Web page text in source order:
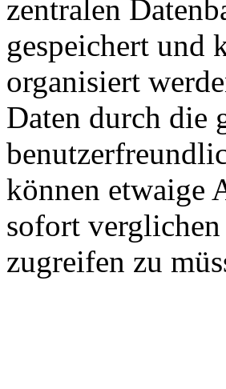
zentralen
gespeichert und
organisiert
Daten durch die
können etwaige
sofort verglichen
zugreifen zu